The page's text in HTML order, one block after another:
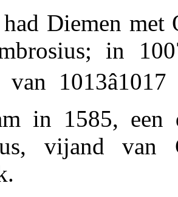
Diemen met
in
in 1585, een
vijand van